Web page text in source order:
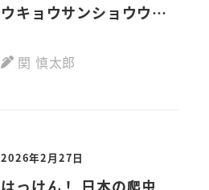
ウキョウサンショウウオ
(Tago, 1931)
関 慎太郎
2026年2月27日